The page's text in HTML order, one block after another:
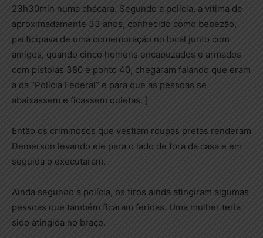
23h30min numa chácara. Segundo a polícia, a vítima de
aproximadamente 33 anos, conhecido como bebezão,
participava de uma comemoração no local junto com
amigos, quando cinco homens encapuzados e armados
com pistolas 380 e ponto 40, chegaram falando que eram
a da “Polícia Federal” e para que as pessoas se
abaixassem e ficassem quietas. ]
Então os criminosos que vestiam roupas pretas renderam
Demerson levando ele para o lado de fora da casa e em
seguida o executaram.
Ainda segundo a polícia, os tiros ainda atingiram algumas
pessoas que também ficaram feridas. Uma mulher teria
sido atingida no braço.